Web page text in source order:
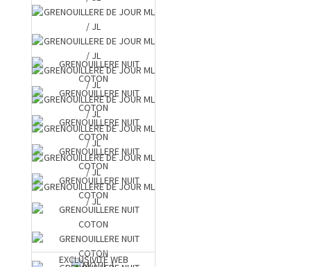
EXCLUSIVITE WEB